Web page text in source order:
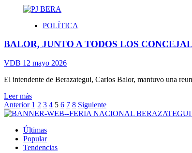
sobre
SALUD,
PREVENCIÓN
ATENCIÓN
SANTA
RURAL
POLÍTICA
BALOR, JUNTO A TODOS LOS
VDB 12 mayo 2026
El intendente de Berazategui, Carlos Balor, mantuvo una
Leer másLeer
más
sobre
JUNTO
A
TODOS
Paginación
de
entradas
Anterior 1 2 3 4 5 6 7 8 Siguiente
Últimas
Popular
Tendencias